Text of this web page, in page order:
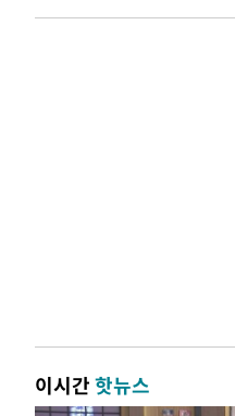
이시간핫뉴스